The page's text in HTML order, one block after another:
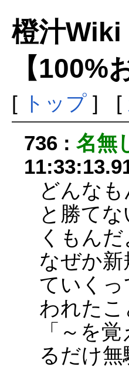
橙汁Wiki
【100%
[ トップ] [
736 :名無
どんな
と勝て
くもんだ
なぜか
ていく
われた
「～を
るだけ